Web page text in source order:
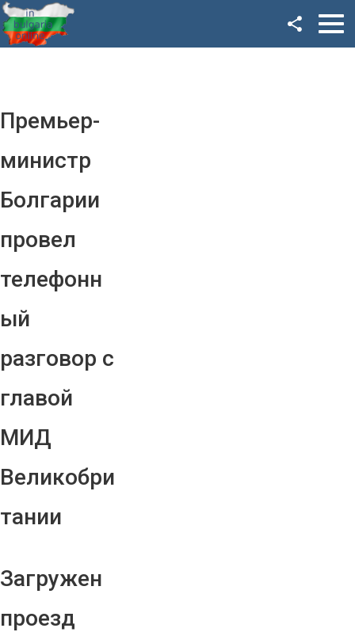
Премьер-
министр
Болгарии
провел
телефонн
ый
разговор с
главой
МИД
Великобри
тании
Загружен
проезд